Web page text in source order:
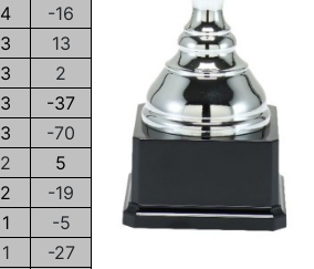
4
-16
3
13
3
2
3
-37
3
-70
2
5
2
-19
1
-5
1
-27